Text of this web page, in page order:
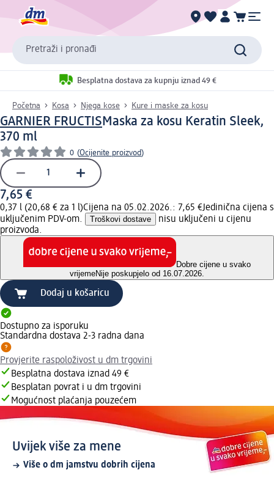
Pretraži i pronađi
Besplatna dostava za kupnju iznad 49 €
Početna Kosa Njega kose Kure i maske za kosu
GARNIER FRUCTISMaska za kosu Keratin Sleek,
370 ml
0 (Ocijenite proizvod)
7,65 €
0,37 l (20,68 € za 1 l)Cijena na 05.02.2026.: 7,65 €Jedinična cijena s
uključenim PDV-om.
Troškovi dostave
nisu uključeni u cijenu
proizvoda.
Dobre cijene u svako
vrijemeNije poskupjelo od 16.07.2026.
Dodaj u košaricu
Dostupno za isporuku
Standardna dostava 2-3 radna dana
Provjerite raspoloživost u dm trgovini
Besplatna dostava iznad 49 €
Besplatan povrat i u dm trgovini
Mogućnost plaćanja pouzećem
Uvijek više za mene
Više o dm jamstvu dobrih cijena